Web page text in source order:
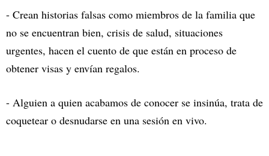
- Crean historias falsas como miembros de la familia que
no se encuentran bien, crisis de salud, situaciones
urgentes, hacen el cuento de que están en proceso de
obtener visas y envían regalos.
- Alguien a quien acabamos de conocer se insinúa, trata de
coquetear o desnudarse en una sesión en vivo.